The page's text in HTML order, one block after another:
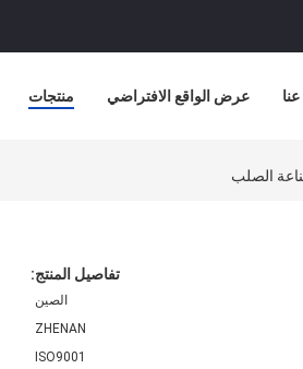
منتجات عرض الواقع الافتراضي
الصلب
تفاصيل المنتج:
الصين
ZHENAN
ISO9001